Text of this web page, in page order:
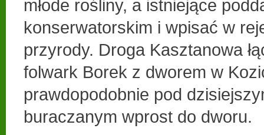
młode rośliny, a istniejące
konserwatorskim i wpisać w
przyrody. Droga Kasztanowa
folwark Borek z dworem w
prawdopodobnie pod
buraczanym wprost do dworu.